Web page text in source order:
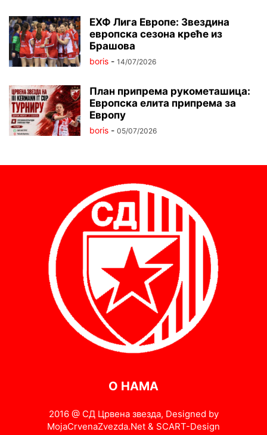
ЕХФ Лига Европе: Звездина
европска сезона креће из
Брашова
boris - 14/07/2026
План припрема рукометашица:
Европска елита припрема за
Европу
boris - 05/07/2026
О НАМА
2016 @ СД Црвена звезда, Designed by
MojaCrvenaZvezda.Net & SCART-Design